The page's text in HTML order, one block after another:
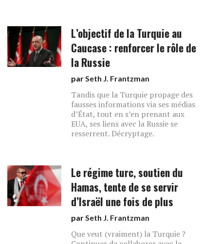
L’objectif de la Turquie au
Caucase : renforcer le rôle de
la Russie
parSeth J. Frantzman
Tandis que la Turquie propage des
fausses informations via ses médias
d’État, tout en s’en prenant aux
EUA, ses liens avec la Russie se
resserrent. Décryptage.
Le régime turc, soutien du
Hamas, tente de se servir
d’Israël une fois de plus
parSeth J. Frantzman
Que veut (vraiment) la Turquie ?